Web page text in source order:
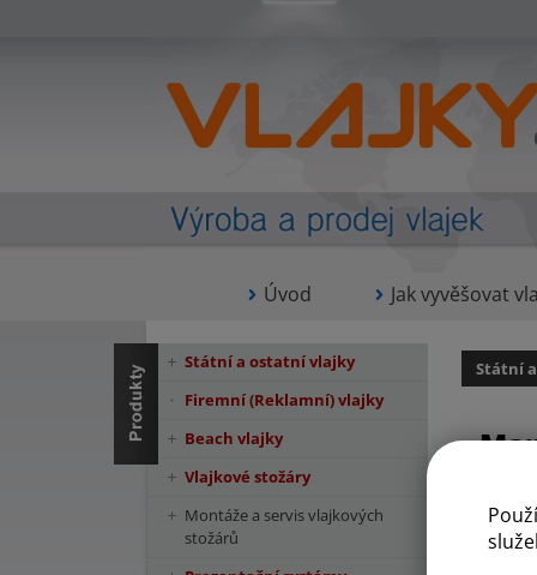
Úvod Jak vyvěšovat
Státní
Státní a ostatní vlajky
Firemní (Reklamní) vlajky
Beach vlajky
Vlajkové stožáry
Montáže a servis vlajkových
stožárů